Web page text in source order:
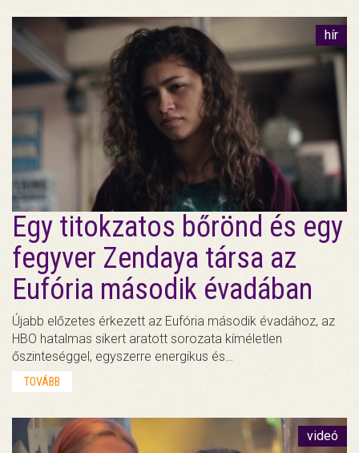
hír
Egy titokzatos bőrönd és egy
fegyver Zendaya társa az
Eufória második évadában
Újabb előzetes érkezett az Eufória második évadához, az
HBO hatalmas sikert aratott sorozata kíméletlen
őszinteséggel, egyszerre energikus és…
TOVÁBB
videó